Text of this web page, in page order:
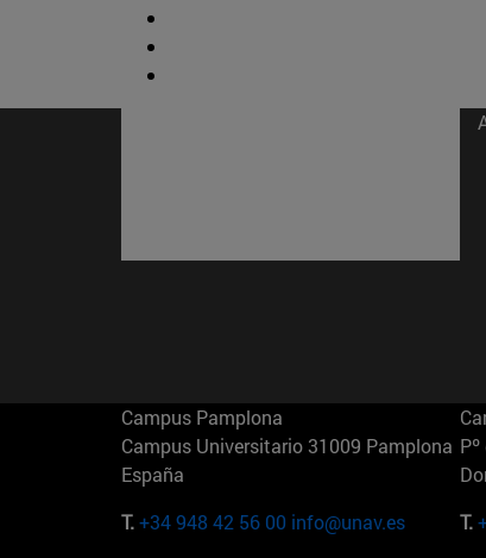
Campus Pamplona
Campus Universitario 31009 Pamplona
España
T.+34 948 42 56 00 info@unav.es
T.